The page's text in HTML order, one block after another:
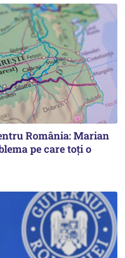
România: Marian
pe care toți o